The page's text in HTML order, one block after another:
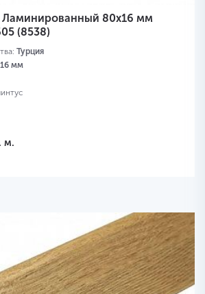
Ламинированный 80х16 мм
(8538)
Турция
мм
м.